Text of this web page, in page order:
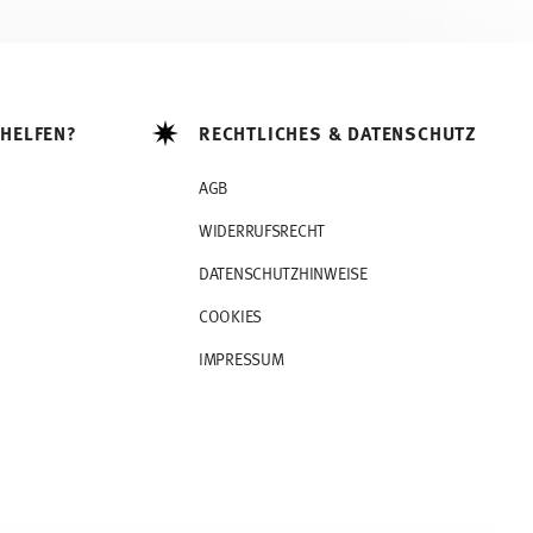
RECHTLICHES & DATENSCHUTZ
AGB
WIDERRUFSRECHT
DATENSCHUTZHINWEISE
COOKIES
IMPRESSUM